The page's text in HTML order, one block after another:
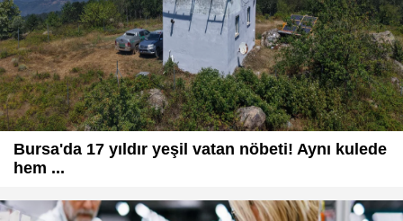
Bursa'da 17 yıldır yeşil vatan nöbeti! Aynı kulede
hem ...